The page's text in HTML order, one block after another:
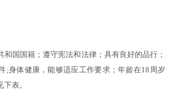
和国国籍；遵守宪法和法律；具有良好的品行；
;身体健康，能够适应工作要求 ；年龄在18周岁
表。